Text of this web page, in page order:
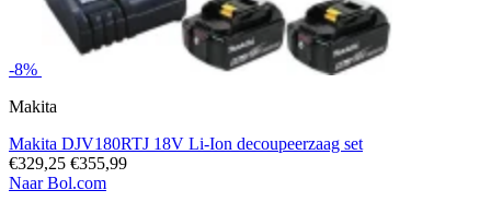
-8%
Makita
Makita DJV180RTJ 18V Li-Ion decoupeerzaag set
€329,25 €355,99
Naar Bol.com